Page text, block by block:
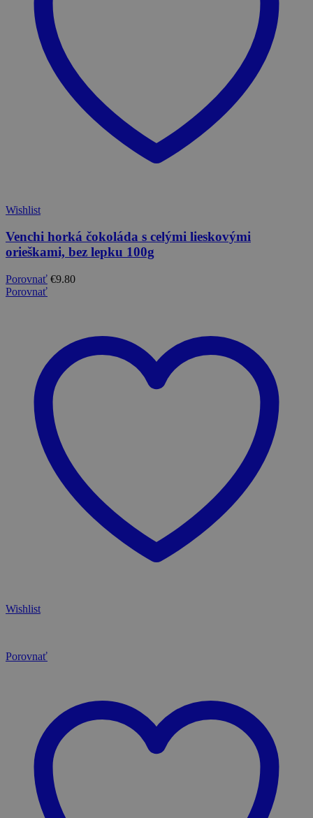
Wishlist
Venchi horká čokoláda s celými lieskovými
orieškami, bez lepku 100g
Porovnať €9.80
Porovnať
Wishlist
Porovnať